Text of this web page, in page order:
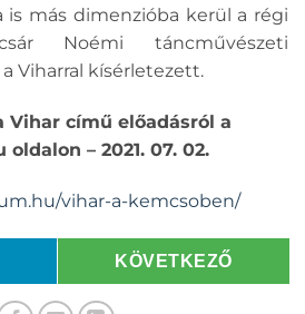
is más dimenzióba kerül a régi
Noémi táncművészeti
Viharral kísérletezett.
Vihar című előadásról a
– 2021. 07. 02.
vihar-a-kemcsoben/
KÖVETKEZŐ